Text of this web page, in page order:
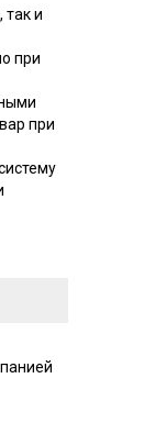
и
при
при